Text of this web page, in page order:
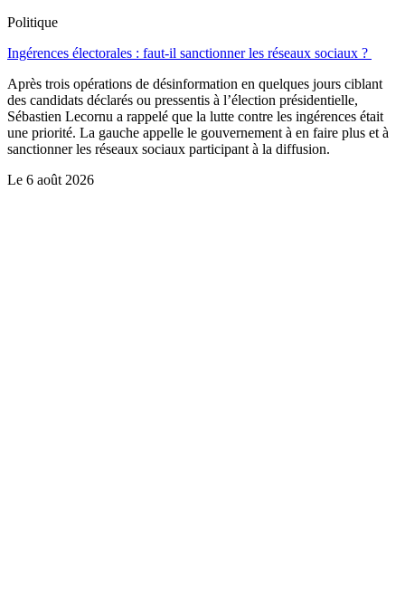
Politique
Ingérences électorales : faut-il sanctionner les réseaux sociaux ?
Après trois opérations de désinformation en quelques jours ciblant
des candidats déclarés ou pressentis à l’élection présidentielle,
Sébastien Lecornu a rappelé que la lutte contre les ingérences était
une priorité. La gauche appelle le gouvernement à en faire plus et à
sanctionner les réseaux sociaux participant à la diffusion.
Le 6 août 2026